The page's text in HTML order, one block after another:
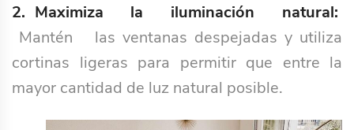
2. Maximiza la iluminación natural:
Mantén las ventanas despejadas y utiliza
cortinas ligeras para permitir que entre la
mayor cantidad de luz natural posible.